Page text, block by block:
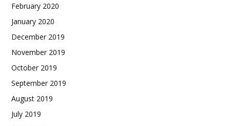
February 2020
January 2020
December 2019
November 2019
October 2019
September 2019
August 2019
July 2019